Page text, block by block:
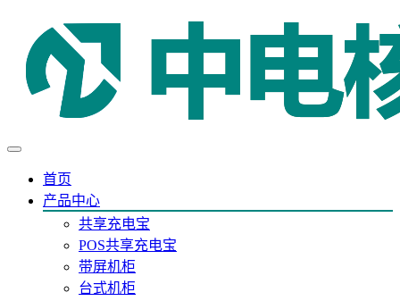
首页
产品中心
共享充电宝
POS共享充电宝
带屏机柜
台式机柜